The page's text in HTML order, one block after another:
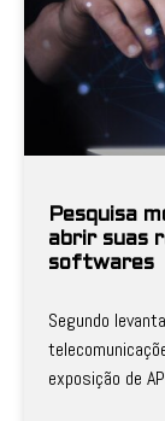
Pesquisa
abrir suas
softwares
Segundo
exposição de